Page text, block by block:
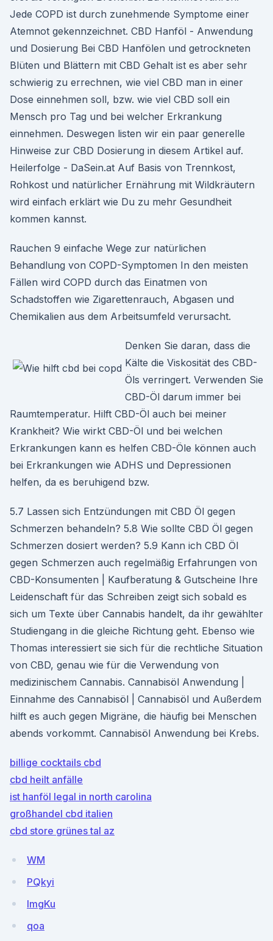
Jede COPD ist durch zunehmende Symptome einer
Atemnot gekennzeichnet. CBD Hanföl - Anwendung
und Dosierung Bei CBD Hanfölen und getrockneten
Blüten und Blättern mit CBD Gehalt ist es aber sehr
schwierig zu errechnen, wie viel CBD man in einer
Dose einnehmen soll, bzw. wie viel CBD soll ein
Mensch pro Tag und bei welcher Erkrankung
einnehmen. Deswegen listen wir ein paar generelle
Hinweise zur CBD Dosierung in diesem Artikel auf.
Heilerfolge - DaSein.at Auf Basis von Trennkost,
Rohkost und natürlicher Ernährung mit Wildkräutern
wird einfach erklärt wie Du zu mehr Gesundheit
kommen kannst.
Rauchen 9 einfache Wege zur natürlichen
Behandlung von COPD-Symptomen In den meisten
Fällen wird COPD durch das Einatmen von
Schadstoffen wie Zigarettenrauch, Abgasen und
Chemikalien aus dem Arbeitsumfeld verursacht.
Denken Sie daran, dass die
Kälte die Viskosität des CBD-
Öls verringert. Verwenden Sie
CBD-Öl darum immer bei
Raumtemperatur. Hilft CBD-Öl auch bei meiner
Krankheit? Wie wirkt CBD-Öl und bei welchen
Erkrankungen kann es helfen CBD-Öle können auch
bei Erkrankungen wie ADHS und Depressionen
helfen, da es beruhigend bzw.
5.7 Lassen sich Entzündungen mit CBD Öl gegen
Schmerzen behandeln? 5.8 Wie sollte CBD Öl gegen
Schmerzen dosiert werden? 5.9 Kann ich CBD Öl
gegen Schmerzen auch regelmäßig Erfahrungen von
CBD-Konsumenten | Kaufberatung & Gutscheine Ihre
Leidenschaft für das Schreiben zeigt sich sobald es
sich um Texte über Cannabis handelt, da ihr gewählter
Studiengang in die gleiche Richtung geht. Ebenso wie
Thomas interessiert sie sich für die rechtliche Situation
von CBD, genau wie für die Verwendung von
medizinischem Cannabis. Cannabisöl Anwendung |
Einnahme des Cannabisöl | Cannabisöl und Außerdem
hilft es auch gegen Migräne, die häufig bei Menschen
abends vorkommt. Cannabisöl Anwendung bei Krebs.
billige cocktails cbd
cbd heilt anfälle
ist hanföl legal in north carolina
großhandel cbd italien
cbd store grünes tal az
WM
PQkyi
lmgKu
qoa